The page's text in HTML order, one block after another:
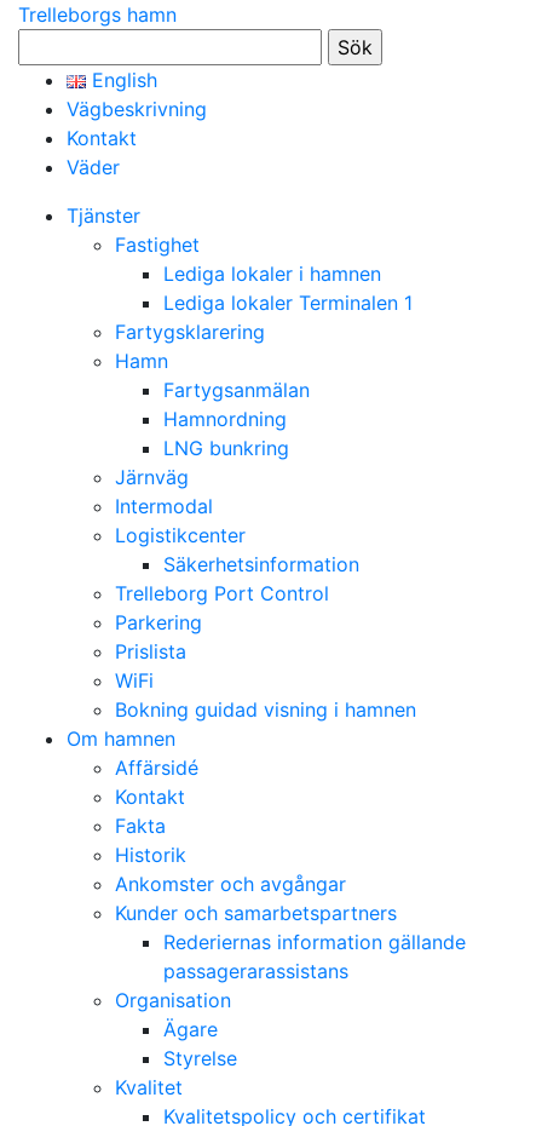
Trelleborgs hamn
efter:
English
Vägbeskrivning
Kontakt
Väder
Tjänster
Fastighet
Lediga lokaler i hamnen
Lediga lokaler Terminalen 1
Fartygsklarering
Hamn
Fartygsanmälan
Hamnordning
LNG bunkring
Järnväg
Intermodal
Logistikcenter
Säkerhetsinformation
Trelleborg Port Control
Parkering
Prislista
WiFi
Bokning guidad visning i hamnen
Om hamnen
Affärsidé
Kontakt
Fakta
Historik
Ankomster och avgångar
Kunder och samarbetspartners
Rederiernas information gällande
passagerarassistans
Organisation
Ägare
Styrelse
Kvalitet
Kvalitetspolicy och certifikat